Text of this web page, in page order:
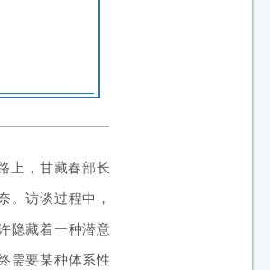
上，甘藏春部长
。访谈过程中，
隐藏着一种潜意
需要某种体系性